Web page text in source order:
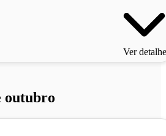
Ver
outubro